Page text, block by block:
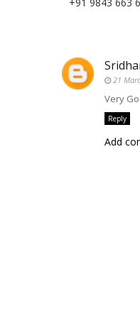
21
Very
Reply
Add